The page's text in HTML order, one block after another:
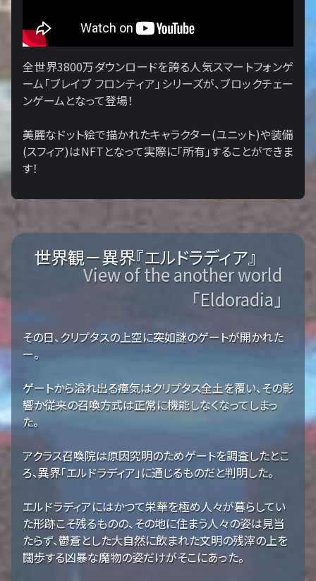
全世界3800万ダウンロードを誇る人気スマートフォンゲ
ーム「ブレイブ フロンティア」シリーズが、ブロックチェー
ンゲームとなって登場！
美麗なドット絵で描かれたキャラクター(ユニット)や装備
(スフィア)はNFTとなって実際に「所有」することができま
す！
世界観－異界『エルドラディア』
View of the another world
「Eldoradia」
その日、クリプタスの上空に突如謎のゲートが開かれた
ー。
ゲートから溢れ出る瘴気はクリプタス全土を覆い、その影
響か従来の召喚方式は正常に機能しなくなってしまっ
た。
アクラス召喚院は原因究明のためゲートを調査したとこ
ろ、異界「エルドラディア」に通じるものだと判明した。
エルドラディアにはかつて栄華を極め人々が暮らしてい
た形跡こそ残るものの、その地に住まう人々の姿は見当
たらず、鬱蒼とした大自然に飲まれた文明の残滓の上を
闊歩する凶暴な魔物の姿だけがそこにあった。